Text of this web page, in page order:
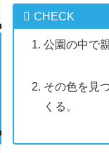
CHECK
公園の中で
その色を見
くる。